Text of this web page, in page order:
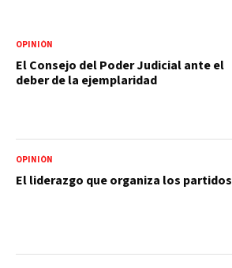
OPINIÓN
El Consejo del Poder Judicial ante el
deber de la ejemplaridad
OPINIÓN
El liderazgo que organiza los partidos